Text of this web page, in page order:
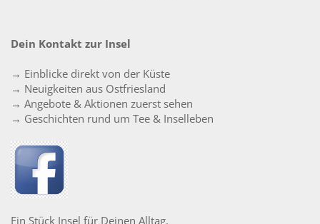
Dein Kontakt zur Insel
→ Einblicke direkt von der Küste
→ Neuigkeiten aus Ostfriesland
→ Angebote & Aktionen zuerst sehen
→ Geschichten rund um Tee & Inselleben
Ein Stück Insel für Deinen Alltag.